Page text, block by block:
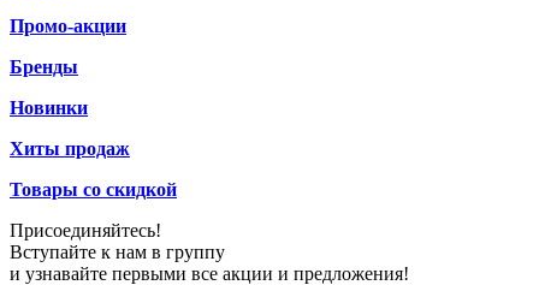
Промо-акции
Бренды
Новинки
Хиты продаж
Товары со скидкой
Присоединяйтесь!
Вступайте к нам в группу
и узнавайте первыми все акции и предложения!